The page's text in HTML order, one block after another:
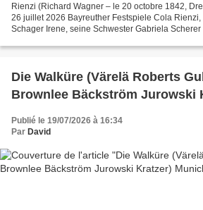
Rienzi (Richard Wagner – le 20 octobre 1842,
26 juillet 2026 Bayreuther Festspiele Cola
Schager Irene, seine Schwester Gabriela
Die Walküre (Värelä Roberts
Brownlee Bäckström Jurowski
Publié le 19/07/2026 à 16:34
Par David